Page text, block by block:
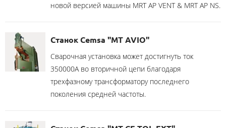
новой версией машины MRT AP VENT & MRT AP NS.
Станок Cemsa "MT AVIO"
Сварочная установка может достигнуть ток
350000A во вторичной цепи благодаря
трехфазному трансформатору последнего
поколения средней частоты.